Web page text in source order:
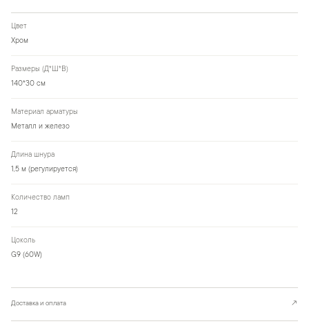
Цвет
Хром
Размеры (Д*Ш*В)
140*30 см
Материал арматуры
Металл и железо
Длина шнура
1,5 м (регулируется)
Количество ламп
12
Цоколь
G9 (60W)
Доставка и оплата ↗